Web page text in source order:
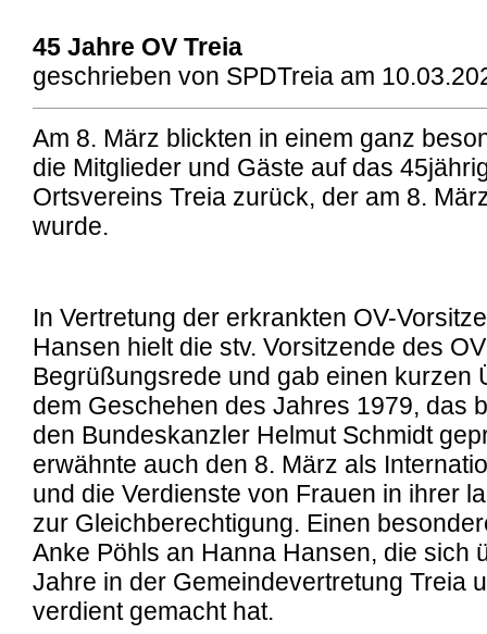
45 Jahre OV Treia
geschrieben von SPDTreia am
Am 8. März blickten in einem ganz
die Mitglieder und Gäste auf das
Ortsvereins Treia zurück, der am 8.
wurde.
In Vertretung der erkrankten OV-
Hansen hielt die stv. Vorsitzende des
Begrüßungsrede und gab einen kurzen
dem Geschehen des Jahres 1979, das
den Bundeskanzler Helmut Schmidt
erwähnte auch den 8. März als
und die Verdienste von Frauen in ihrer
zur Gleichberechtigung. Einen
Anke Pöhls an Hanna Hansen, die sich
Jahre in der Gemeindevertretung Treia
verdient gemacht hat.